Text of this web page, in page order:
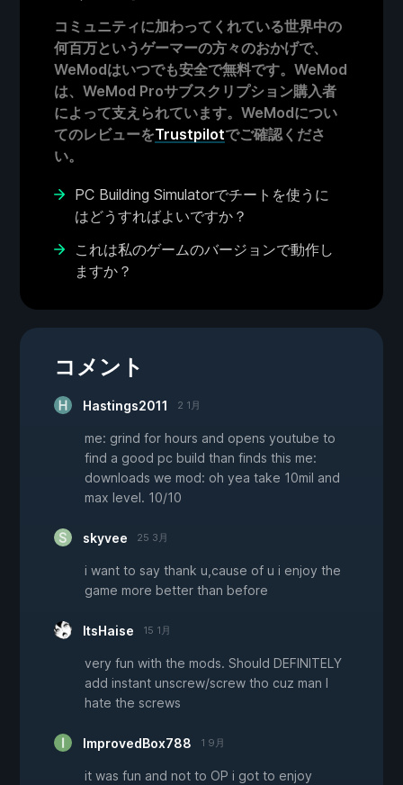
コミュニティに加わってくれている世界中の
何百万というゲーマーの方々のおかげで、
WeModはいつでも安全で無料です。WeMod
は、WeMod Proサブスクリプション購入者
によって支えられています。WeModについ
てのレビューをTrustpilotでご確認くださ
い。
PC Building Simulatorでチートを使うに
はどうすればよいですか？
これは私のゲームのバージョンで動作し
ますか？
コメント
Hastings2011 2 1月
me: grind for hours and opens youtube to
find a good pc build than finds this me:
downloads we mod: oh yea take 10mil and
max level. 10/10
skyvee 25 3月
i want to say thank u,cause of u i enjoy the
game more better than before
ItsHaise 15 1月
very fun with the mods. Should DEFINITELY
add instant unscrew/screw tho cuz man I
hate the screws
ImprovedBox788 1 9月
it was fun and not to OP i got to enjoy